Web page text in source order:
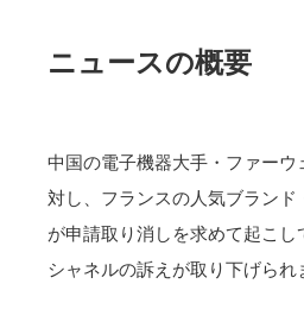
ニュースの概要
中国の電子機器大手・ファーウ
対し、フランスの人気ブランド
が申請取り消しを求めて起こし
シャネルの訴えが取り下げられ